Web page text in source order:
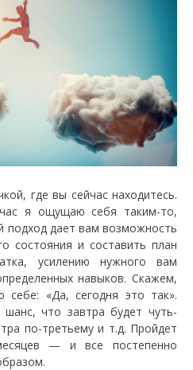
где вы сейчас находитесь.
я ощущаю себя таким-то,
подход дает вам возможность
состояния и составить план
усилению нужного вам
навыков. Скажем,
«Да, сегодня это так».
что завтра будет чуть-
по-третьему и т.д. Пройдет
— и все постепенно